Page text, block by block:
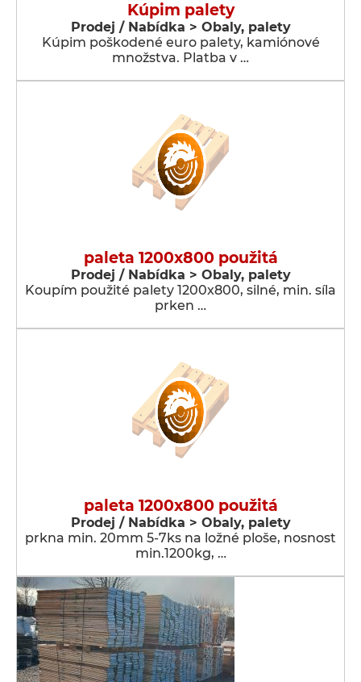
Kúpim palety
Prodej / Nabídka > Obaly, palety
Kúpim poškodené euro palety, kamiónové
množstva. Platba v …
paleta 1200x800 použitá
Prodej / Nabídka > Obaly, palety
Koupím použité palety 1200x800, silné, min. síla
prken …
paleta 1200x800 použitá
Prodej / Nabídka > Obaly, palety
prkna min. 20mm 5-7ks na ložné ploše, nosnost
min.1200kg, …